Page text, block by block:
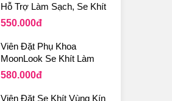
Hỗ Trợ Làm Sạch, Se Khít
Vùng Kín 30 Viên
550.000đ
Viên Đặt Phụ Khoa
MoonLook Se Khít Làm
Hồng Vùng Kín Hàn Quốc
580.000đ
Viên Đặt Se Khít Vùng Kín